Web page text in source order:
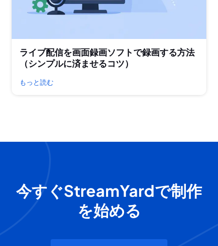
ライブ配信を画面録画ソフトで録画する方法
（シンプルに済ませるコツ）
もっと読む
今すぐStreamYardで制作
を始める